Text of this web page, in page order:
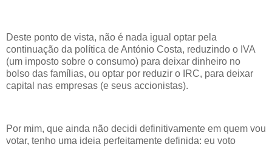
Deste ponto de vista, não é nada igual optar pela
continuação da política de António Costa, reduzindo o IVA
(um imposto sobre o consumo) para deixar dinheiro no
bolso das famílias, ou optar por reduzir o IRC, para deixar
capital nas empresas (e seus accionistas).
Por mim, que ainda não decidi definitivamente em quem vou
votar, tenho uma ideia perfeitamente definida: eu voto